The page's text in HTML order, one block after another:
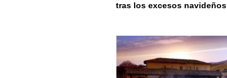
tras los excesos navideños